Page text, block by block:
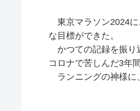
東京マラソン2024に
な目標ができた。
かつての記録を振り
コロナで苦しんだ3年
ランニングの神様に